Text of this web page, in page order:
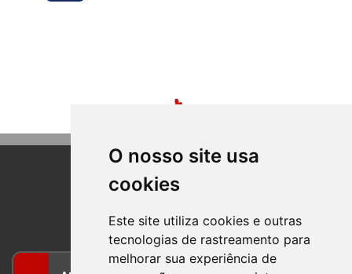
O nosso site usa
cookies
Este site utiliza cookies e outras
tecnologias de rastreamento para
melhorar sua experiência de
BOM PRINCIPIO
RIO GRANDE DO SUL